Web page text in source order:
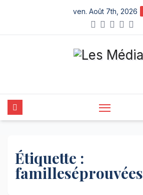
content
ven. Août 7th, 2026
Étiquette :
familleséprouvées